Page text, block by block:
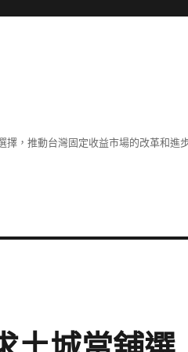
，推動台灣固定收益市場的改革和進